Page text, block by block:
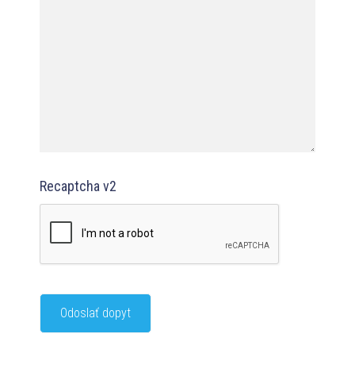
Recaptcha v2